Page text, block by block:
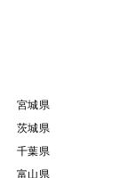
宮城県
茨城県
千葉県
富山県